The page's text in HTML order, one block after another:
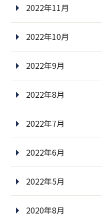
2022年11月
2022年10月
2022年9月
2022年8月
2022年7月
2022年6月
2022年5月
2020年8月